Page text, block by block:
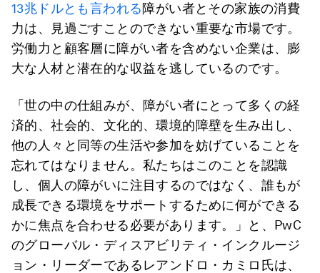
13兆ドルとも言われる障がい者とその家族の消費
力は、見過ごすことのできない重要な市場です。
労働力と顧客層に障がい者を含めない企業は、膨
大な人材と潜在的な収益を逃しているのです。
「世の中の仕組みが、障がい者にとって多くの経
済的、社会的、文化的、環境的障壁を生み出し、
他の人々と同等の生活や参加を妨げていることを
忘れてはなりません。私たちはこのことを認識
し、個人の障がいに注目するのではなく、誰もが
成長できる環境をサポートするために何ができる
かに焦点を合わせる必要があります。」と、PwC
のグローバル・ディスアビリティ・インクルージ
ョン・リーダーであるレアンドロ・カミロ氏は、